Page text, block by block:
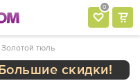
0
Золотой тюль
скидки!